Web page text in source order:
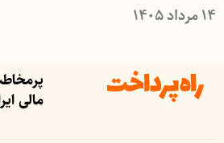
۱۴ مرداد ۱۴۰۵
مالی